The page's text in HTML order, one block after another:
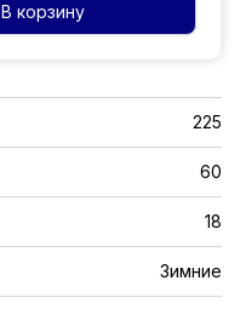
225
60
18
Зимние
В корзину